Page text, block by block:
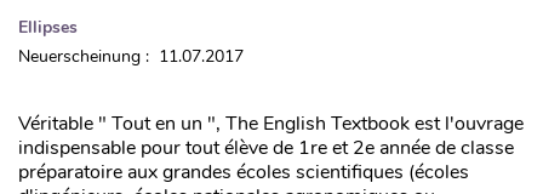
Ellipses
Neuerscheinung : 11.07.2017
Véritable " Tout en un ", The English Textbook est l'ouvrage
indispensable pour tout élève de 1re et 2e année de classe
préparatoire aux grandes écoles scientifiques (écoles